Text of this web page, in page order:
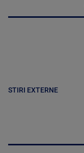
STIRI EXTERNE